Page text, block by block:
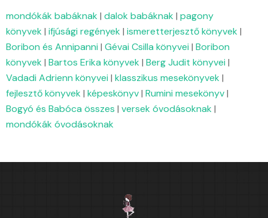
mondókák babáknak | dalok babáknak | pagony
könyvek | ifjúsági regények | ismeretterjesztő könyvek |
Boribon és Annipanni | Gévai Csilla könyvei | Boribon
könyvek | Bartos Erika könyvek | Berg Judit könyvei |
Vadadi Adrienn könyvei | klasszikus mesekönyvek |
fejlesztő könyvek | képeskönyv| Rumini mesekönyv|
Bogyó és Babóca összes | versek óvodásoknak |
mondókák óvodásoknak